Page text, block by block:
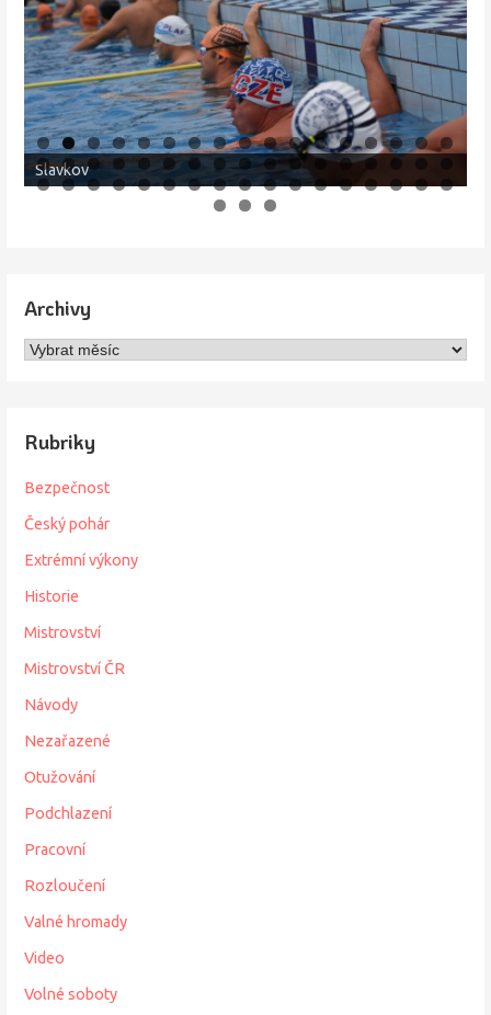
Slavkov
Archivy
Archivy
Rubriky
Bezpečnost
Český pohár
Extrémní výkony
Historie
Mistrovství
Mistrovství ČR
Návody
Nezařazené
Otužování
Podchlazení
Pracovní
Rozloučení
Valné hromady
Video
Volné soboty